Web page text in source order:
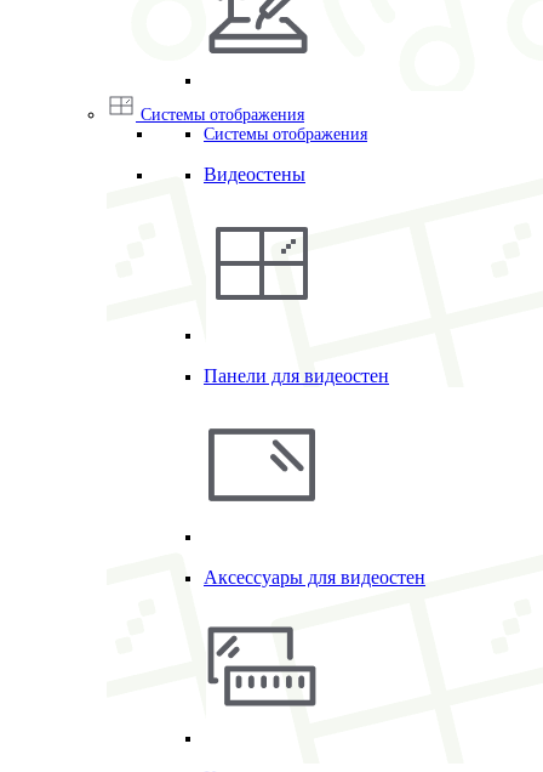
Системы отображения
Системы отображения
Видеостены
Панели для видеостен
Аксессуары для видеостен